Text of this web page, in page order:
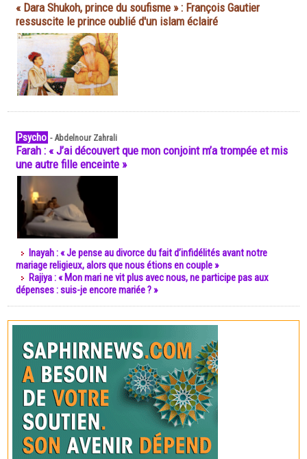
« Dara Shukoh, prince du soufisme » : François Gautier
ressuscite le prince oublié d'un islam éclairé
Psycho -Abdelnour Zahrali
Farah : « J’ai découvert que mon conjoint m’a trompée et mis
une autre fille enceinte »
Inayah : « Je pense au divorce du fait d’infidélités avant notre
mariage religieux, alors que nous étions en couple »
Rajiya : « Mon mari ne vit plus avec nous, ne participe pas aux
dépenses : suis-je encore mariée ? »